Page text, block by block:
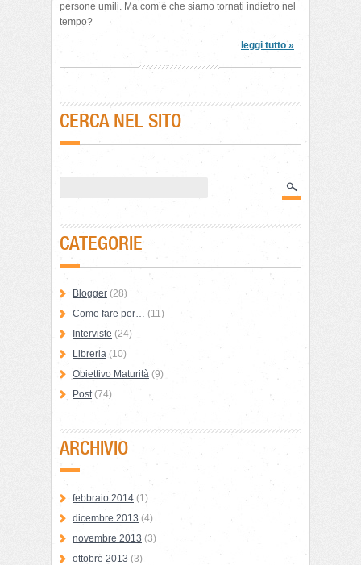
persone umili. Ma com’è che siamo tornati indietro nel
tempo?
leggi tutto »
CERCA NEL SITO
CATEGORIE
Blogger (28)
Come fare per… (11)
Interviste (24)
Libreria (10)
Obiettivo Maturità (9)
Post(74)
ARCHIVIO
febbraio 2014 (1)
dicembre 2013 (4)
novembre 2013 (3)
ottobre 2013 (3)